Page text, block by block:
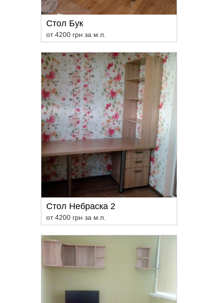
Стол Бук
от 4200 грн за м.п.
Стол Небраска 2
от 4200 грн за м.п.